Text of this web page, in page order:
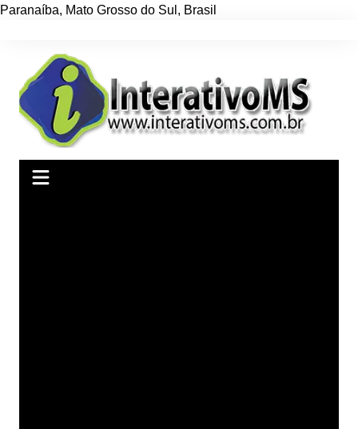
Paranaíba, Mato Grosso do Sul , Brasil
conteúdo